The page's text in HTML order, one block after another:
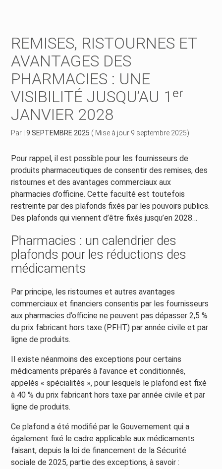
Piloter votre entreprise
Développer votre entreprise
Construire votre patrimoine
Suivre votre comptabilité
Gérer vos ressources humaines
Dématérialiser vos documents
REMISES, RISTOURNES ET
AVANTAGES DES
PHARMACIES : UNE
VISIBILITÉ JUSQU’AU 1ᵉʳ
JANVIER 2028
Par |9 SEPTEMBRE 2025 ( Mise à jour 9 septembre 2025)
Pour rappel, il est possible pour les fournisseurs de
produits pharmaceutiques de consentir des remises, des
ristournes et des avantages commerciaux aux
pharmacies d’officine. Cette faculté est toutefois
restreinte par des plafonds fixés par les pouvoirs publics.
Des plafonds qui viennent d’être fixés jusqu’en 2028…
Pharmacies : un calendrier des
plafonds pour les réductions des
médicaments
Par principe, les ristournes et autres avantages
commerciaux et financiers consentis par les fournisseurs
aux pharmacies d’officine ne peuvent pas dépasser 2,5 %
du prix fabricant hors taxe (PFHT) par année civile et par
ligne de produits.
Il existe néanmoins des exceptions pour certains
médicaments préparés à l’avance et conditionnés,
appelés « spécialités », pour lesquels le plafond est fixé
à 40 % du prix fabricant hors taxe par année civile et par
ligne de produits.
Ce plafond a été modifié par le Gouvernement qui a
également fixé le cadre applicable aux médicaments
faisant, depuis la loi de financement de la Sécurité
sociale de 2025, partie des exceptions, à savoir :